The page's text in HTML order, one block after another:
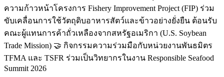
✨ ไฮไลท์ในฉบับนี้ 🌱 ความคืบหน้าด้านวัตถุดิบยั่งยืน ติดตาม
ความก้าวหน้าโครงการ Fishery Improvement Project (FIP) ร่วม
ขับเคลื่อนการใช้วัตถุดิบอาหารสัตว์และข้าวอย่างยั่งยืน ต้อนรับ
คณะผู้แทนการค้าถั่วเหลืองจากสหรัฐอเมริกา (U.S. Soybean
Trade Mission) 🤝 กิจกรรมความร่วมมือกับหน่วยงานพันธมิตร